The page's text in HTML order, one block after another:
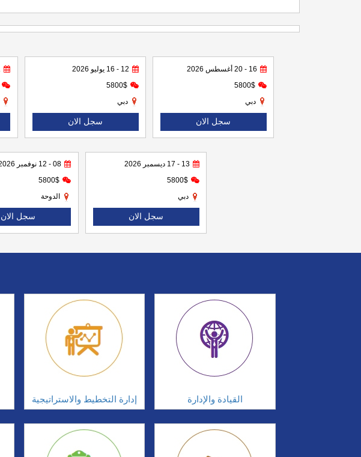
12 - 16 يوليو 2026
5800$
دبي
سجل الان
16 - 20 أغسطس 2026
5800$
دبي
سجل الان
08 - 12 نوفمبر 2026
5800$
الدوحة
سجل الان
13 - 17 ديسمبر 2026
5800$
دبي
سجل الان
إدارة التخطيط والاستراتيجية القيادة والإدارة